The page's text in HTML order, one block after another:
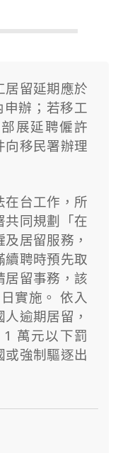
居留延期應於
辦；若移工
展延聘僱許
向移民署辦理
在台工作，所
共同規劃「在
居留服務，
續聘時預先取
居留事務，該
實施。 依入
逾期居留，
萬元以下罰
或強制驅逐出